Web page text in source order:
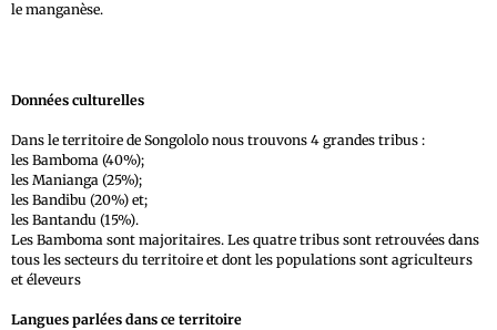
le manganèse.
Données culturelles
Dans le territoire de Songololo nous trouvons 4 grandes tribus :
les Bamboma (40%);
les Manianga (25%);
les Bandibu (20%) et;
les Bantandu (15%).
Les Bamboma sont majoritaires. Les quatre tribus sont retrouvées dans
tous les secteurs du territoire et dont les populations sont agriculteurs
et éleveurs
Langues parlées dans ce territoire